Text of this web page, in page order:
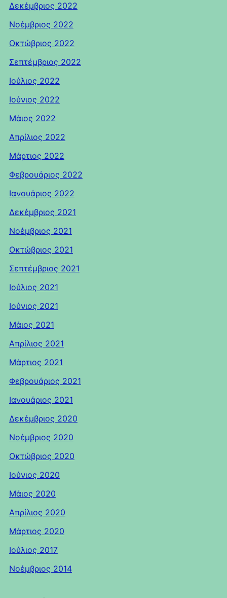
Δεκέμβριος 2022
Νοέμβριος 2022
Οκτώβριος 2022
Σεπτέμβριος 2022
Ιούλιος 2022
Ιούνιος 2022
Μάιος 2022
Απρίλιος 2022
Μάρτιος 2022
Φεβρουάριος 2022
Ιανουάριος 2022
Δεκέμβριος 2021
Νοέμβριος 2021
Οκτώβριος 2021
Σεπτέμβριος 2021
Ιούλιος 2021
Ιούνιος 2021
Μάιος 2021
Απρίλιος 2021
Μάρτιος 2021
Φεβρουάριος 2021
Ιανουάριος 2021
Δεκέμβριος 2020
Νοέμβριος 2020
Οκτώβριος 2020
Ιούνιος 2020
Μάιος 2020
Απρίλιος 2020
Μάρτιος 2020
Ιούλιος 2017
Νοέμβριος 2014